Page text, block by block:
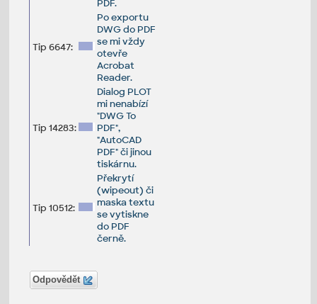
PDF.
Tip 6647:
Po exportu
DWG do PDF
se mi vždy
otevře
Acrobat
Reader.
Tip 14283:
Dialog PLOT
mi nenabízí
"DWG To
PDF",
"AutoCAD
PDF" či jinou
tiskárnu.
Tip 10512:
Překrytí
(wipeout) či
maska textu
se vytiskne
do PDF
černě.
Odpovědět